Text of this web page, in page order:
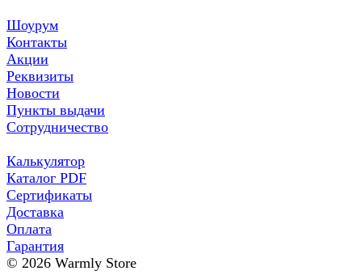
Шоурум
Контакты
Акции
Реквизиты
Новости
Пункты выдачи
Сотрудничество
Калькулятор
Каталог PDF
Сертификаты
Доставка
Оплата
Гарантия
© 2026 Warmly Store